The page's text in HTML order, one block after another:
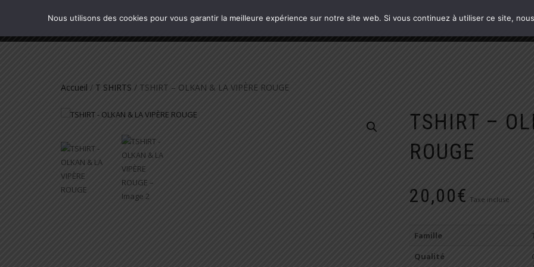
SMTS
Accueil / T SHIRTS / TSHIRT – OLKAN & LA VIPÈRE ROUGE
TSHIRT –
ROUGE
20,00€ Taxe incluse
Famille
Qualité
Nous utilisons des cookies pour vous garantir la meilleure expérience sur notre site web. Si vous continuez à utiliser ce site,